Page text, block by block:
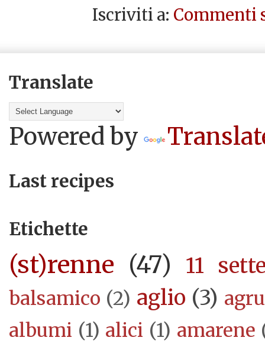
Iscriviti a: Commenti
Translate
Powered by
Last recipes
Etichette
(st)renne (47) 11
balsamico (2) aglio (3)
albumi (1) alici (1) amarene